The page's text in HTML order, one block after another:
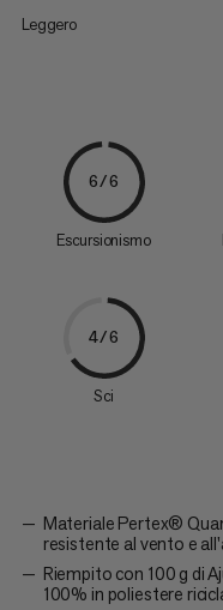
Leggero
6/6
Escursionismo
4/6
Sci
Materiale Pertex®
resistente al vento e
Riempito con 100 g di
100% in poliestere